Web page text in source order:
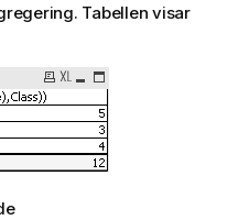
Tabellen visar